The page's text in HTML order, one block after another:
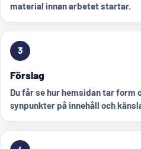
material innan arbetet startar.
3
Förslag
Du får se hur hemsidan tar form
synpunkter på innehåll och